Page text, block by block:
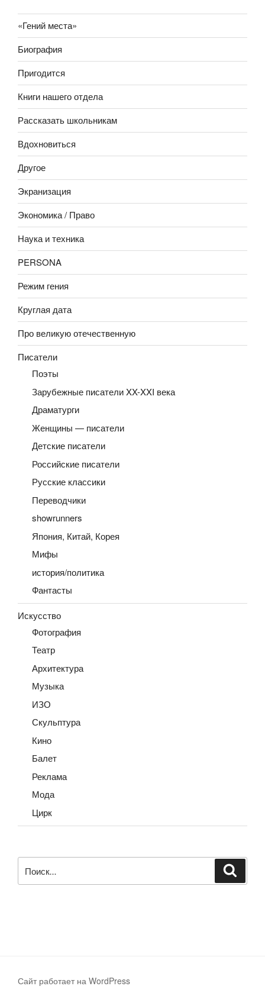
«Гений места»
Биография
Пригодится
Книги нашего отдела
Рассказать школьникам
Вдохновиться
Другое
Экранизация
Экономика / Право
Наука и техника
PERSONA
Режим гения
Круглая дата
Про великую отечественную
Писатели
Поэты
Зарубежные писатели XX-XXI века
Драматурги
Женщины — писатели
Детские писатели
Российские писатели
Русские классики
Переводчики
showrunners
Япония, Китай, Корея
Мифы
история/политика
Фантасты
Искусство
Фотография
Театр
Архитектура
Музыка
ИЗО
Скульптура
Кино
Балет
Реклама
Мода
Цирк
Сайт работает на WordPress